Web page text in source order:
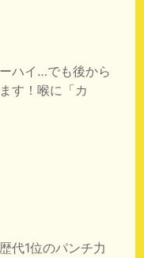
ハイ…でも後から
す！喉に「カ
代1位のパンチ力